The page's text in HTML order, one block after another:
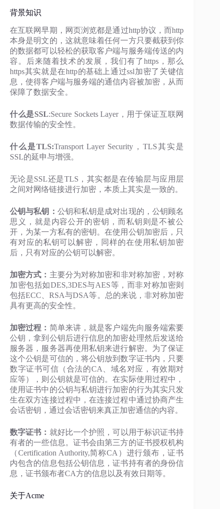
背景知识
在互联网早期，网页浏览都是通过http协议，而http
本身是明文的，这就意味着任何一方只要截获到你
的数据都可以轻松的获取客户端与服务端传送的内
容。后来随着技术的发展，我们有了https，那么
https其实就是在http的基础上通过ssl加密了关键信
息，使得客户端与服务端的通信内容被加密，从而
保障了数据安全。
什么是SSL:Secure Sockets Layer，用于保证互联网
数据传输的安全性。
什么是TLS:Transport Layer Security，TLS其实是
SSL的延申与增强。
无论是SSL还是TLS，其实都是在传输层与应用层
之间对网络链接进行加密，本质上其实是一致的。
公钥与私钥： 公钥和私钥是成对出现的，公钥顾名
思义，就是内容公开的密钥，而私钥则是不被公
开，为某一方私有的密钥。在使用公钥加密后，只
有对应的私钥可以解密，同样的在使用私钥加密
后，只有对应的公钥可以解密。
加密方式： 主要分为对称加密和非对称加密，对称
加密包括如DES,3DES与AES等，而非对称加密则
包括ECC、RSA与DSA等。总的来说，非对称加密
具有更高的安全性。
加密过程： 简单来讲，就是客户端先向服务端索要
公钥，拿到公钥后进行信息的加密处理然后发送给
服务器，服务器再使用私钥来进行解密。为了保证
这个公钥是可信的，将公钥放到数字证书内，只要
数字证书可信（合法的CA、域名对应，有效期对
应等），则公钥就是可信的。在实际使用过程中，
使用证书中的公钥与私钥进行加密的行为其实只发
生在双方连接过程中，在连接过程中通过协商产生
会话密钥，通过会话密钥来真正加密通信的内容。
数字证书： 就好比一个护照，可以用于标识证书持
有者的一些信息。证书会由第三方的证书授权机构
（Certification Authority,简称CA）进行颁布，证书
内包含的信息包括公钥信息，证书持有者的身份信
息，证书颁布者CA方的信息以及有效日期等。
关于Acme